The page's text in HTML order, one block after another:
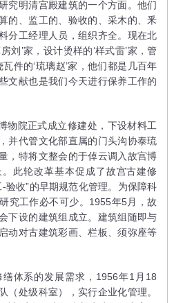
究明清宫殿建筑的一个方面。他们
的、监工的、验收的、采木的、釆
分工经理人员，组织齐全。现在北
刘’家，设计烫样的‘样式雷’家，管
瓦件的‘琉璃赵’家，他们都是几百年
文献也是我们今天进行保养工作的
院正式成立修建处，下设材料工
并代管文化部直属的门头沟协泰琉
，特将文整会的于倬云调入故宫博
此轮改革基本促成了故宫古建修
验收”的早期规范化管理。为保障科
究工作必不可少。1955年5月，故
下设的建筑组成立。建筑组随即与
动对古建筑彩画、栏板、须弥座等
系的发展需求，1956年1月18
（处级科室），实行企业化管理。